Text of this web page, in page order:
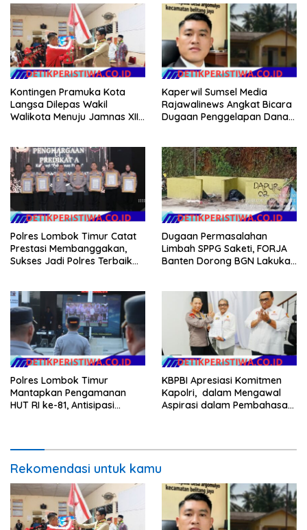
Kontingen Pramuka Kota
Langsa Dilepas Wakil
Walikota Menuju Jamnas XII
Kaperwil Sumsel Media
Rajawalinews Angkat Bicara
Dugaan Penggelapan Dana
Hilang 3 Bulan Bawa
Anggaran Pembangunan
Polres Lombok Timur Catat
Prestasi Membanggakan,
Sukses Jadi Polres Terbaik
Dugaan Permasalahan
Limbah SPPG Saketi, FORJA
Banten Dorong BGN Lakukan
Polres Lombok Timur
Mantapkan Pengamanan
HUT RI ke-81, Antisipasi
KBPBI Apresiasi Komitmen
Kapolri, dalam Mengawal
Aspirasi dalam Pembahasan
Rekomendasi untuk kamu